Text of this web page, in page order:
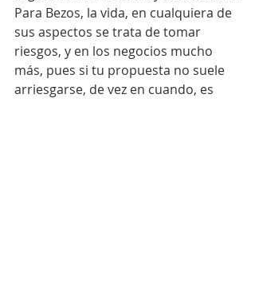
Para Bezos, la vida, en cualquiera de
sus aspectos se trata de tomar
riesgos, y en los negocios mucho
más, pues si tu propuesta no suele
arriesgarse, de vez en cuando, es